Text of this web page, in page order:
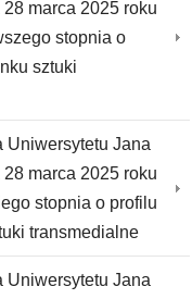
marca 2025 roku
stopnia o
sztuki
Uniwersytetu Jana
marca 2025 roku
stopnia o profilu
transmedialne
Uniwersytetu Jana